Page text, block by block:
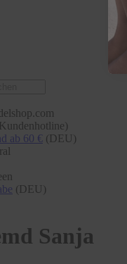
ab 60 € (DEU)
(DEU)
Sanja